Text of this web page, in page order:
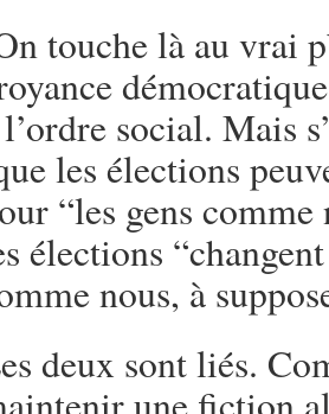
touche là au vrai
social. Mais
les élections
“les gens
élections
nous, à
deux sont liés.